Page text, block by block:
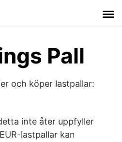
Pall
och köper lastpallar:
inte åter uppfyller
lastpallar kan